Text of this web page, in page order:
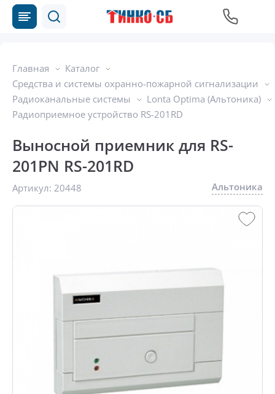
Главная
Каталог
Средства и системы охранно-пожарной сигнализации
Радиоканальные системы
Lonta Optima (Альтоника)
Радиоприемное устройство RS-201RD
Выносной приемник для RS-
201PN RS-201RD
Артикул: 20448 Альтоника